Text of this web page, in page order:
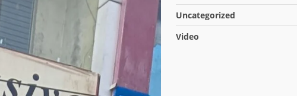
Uncategorized
Video